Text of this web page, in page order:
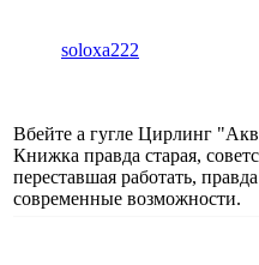
soloxa222
Вбейте а гугле Цирлинг
Книжка правда старая,
переставшая работать,
современные возможности.